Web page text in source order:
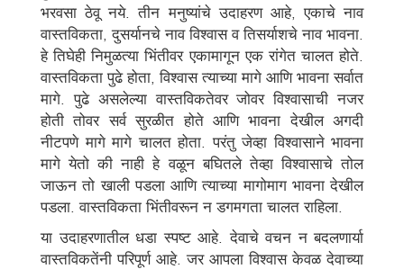
भरवसा ठेवू नये. तीन मनुष्यांचे उदाहरण आहे, एकाचे नाव
वास्तविकता, दुसर्यानचे नाव विश्वास व तिसर्याशचे नाव भावना.
हे तिघेही निमुळत्या भिंतीवर एकामागून एक रांगेत चालत होते.
वास्तविकता पुढे होता, विश्वास त्याच्या मागे आणि भावना सर्वात
मागे. पुढे असलेल्या वास्तविकतेवर जोवर विश्वासाची नजर
होती तोवर सर्व सुरळीत होते आणि भावना देखील अगदी
नीटपणे मागे मागे चालत होता. परंतु जेव्हा विश्वासाने भावना
मागे येतो की नाही हे वळून बघितले तेव्हा विश्वासाचे तोल
जाऊन तो खाली पडला आणि त्याच्या मागोमाग भावना देखील
पडला. वास्तविकता भिंतीवरून न डगमगता चालत राहिला.
या उदाहरणातील धडा स्पष्ट आहे. देवाचे वचन न बदलणार्या
वास्तविकतेंनी परिपूर्ण आहे. जर आपला विश्वास केवळ देवाच्या